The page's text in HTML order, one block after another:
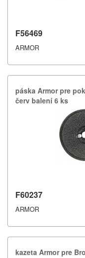
F56469
ARMOR
páska Armor pre
červ balení 6 ks
F60237
ARMOR
kazeta Armor pre